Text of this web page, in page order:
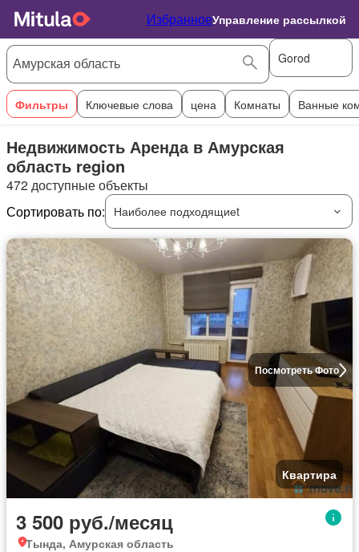
ИзбранноеУправление рассылкой
Gorod
Фильтры Ключевые слова цена Комнаты Ванные
Недвижимость Аренда в Амурская
область region
472 доступные объекты
Сортировать по:
Наиболее подходящиеt
Посмотреть Фото
Квартира
3 500 руб./месяц
Тында, Амурская область